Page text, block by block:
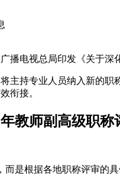
播电视总局印发《关于
将主持专业人员纳入新的
衔接。
教师副高级职
而是根据各地职称评审的